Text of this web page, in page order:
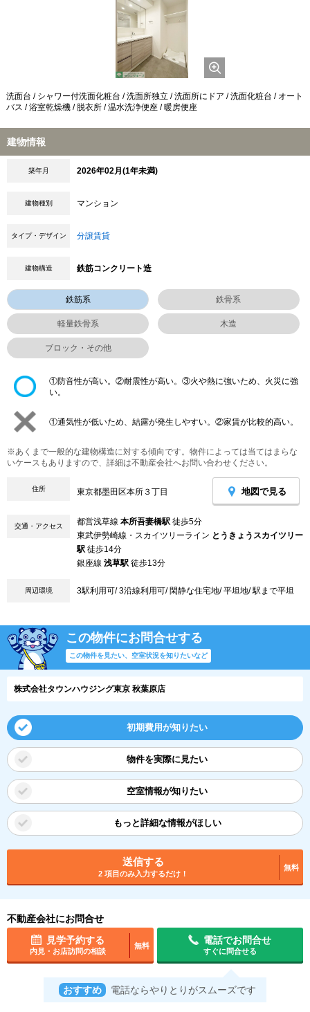
洗面台 / シャワー付洗面化粧台 / 洗面所独立 / 洗面所にドア / 洗面化粧台 / オート
バス / 浴室乾燥機 / 脱衣所 / 温水洗浄便座 / 暖房便座
建物情報
築年月 2026年02月(1年未満)
建物種別 マンション
タイプ・デザイン 分譲賃貸
建物構造 鉄筋コンクリート造
鉄筋系 鉄骨系
軽量鉄骨系 木造
ブロック・その他
①防音性が高い。②耐震性が高い。③火や熱に強いため、火災に強
い。
①通気性が低いため、結露が発生しやすい。②家賃が比較的高い。
※あくまで一般的な建物構造に対する傾向です。物件によっては当てはまらな
いケースもありますので、詳細は不動産会社へお問い合わせください。
住所 東京都墨田区本所３丁目 地図で見る
交通・アクセス 都営浅草線 本所吾妻橋駅 徒歩5分
東武伊勢崎線・スカイツリーライン とうきょうスカイツリー
駅 徒歩14分
銀座線 浅草駅 徒歩13分
周辺環境 3駅利用可/ 3沿線利用可/ 閑静な住宅地/ 平坦地/ 駅まで平坦
この物件にお問合せする
この物件を見たい、空室状況を知りたいなど
株式会社タウンハウジング東京 秋葉原店
初期費用が知りたい
物件を実際に見たい
空室情報が知りたい
もっと詳細な情報がほしい
送信する
2 項目のみ入力するだけ！
無料
不動産会社にお問合せ
見学予約する
内見・お店訪問の相談
無料
電話でお問合せ
すぐに問合せる
おすすめ 電話ならやりとりがスムーズです